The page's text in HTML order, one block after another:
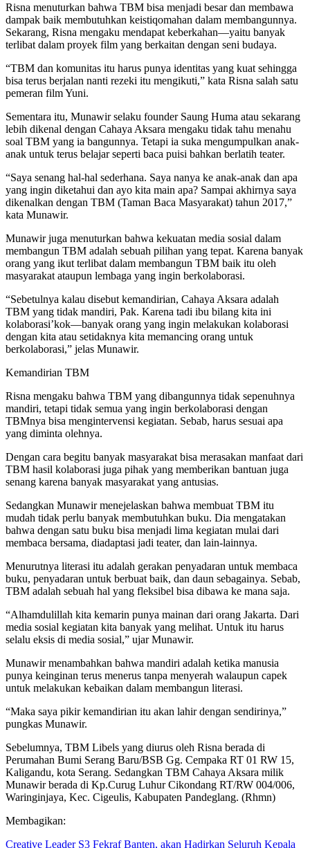
Risna menuturkan bahwa TBM bisa menjadi besar dan membawa
dampak baik membutuhkan keistiqomahan dalam membangunnya.
Sekarang, Risna mengaku mendapat keberkahan—yaitu banyak
terlibat dalam proyek film yang berkaitan dengan seni budaya.
“TBM dan komunitas itu harus punya identitas yang kuat sehingga
bisa terus berjalan nanti rezeki itu mengikuti,” kata Risna salah satu
pemeran film Yuni.
Sementara itu, Munawir selaku founder Saung Huma atau sekarang
lebih dikenal dengan Cahaya Aksara mengaku tidak tahu menahu
soal TBM yang ia bangunnya. Tetapi ia suka mengumpulkan anak-
anak untuk terus belajar seperti baca puisi bahkan berlatih teater.
“Saya senang hal-hal sederhana. Saya nanya ke anak-anak dan apa
yang ingin diketahui dan ayo kita main apa? Sampai akhirnya saya
dikenalkan dengan TBM (Taman Baca Masyarakat) tahun 2017,”
kata Munawir.
Munawir juga menuturkan bahwa kekuatan media sosial dalam
membangun TBM adalah sebuah pilihan yang tepat. Karena banyak
orang yang ikut terlibat dalam membangun TBM baik itu oleh
masyarakat ataupun lembaga yang ingin berkolaborasi.
“Sebetulnya kalau disebut kemandirian, Cahaya Aksara adalah
TBM yang tidak mandiri, Pak. Karena tadi ibu bilang kita ini
kolaborasi’kok—banyak orang yang ingin melakukan kolaborasi
dengan kita atau setidaknya kita memancing orang untuk
berkolaborasi,” jelas Munawir.
Kemandirian TBM
Risna mengaku bahwa TBM yang dibangunnya tidak sepenuhnya
mandiri, tetapi tidak semua yang ingin berkolaborasi dengan
TBMnya bisa mengintervensi kegiatan. Sebab, harus sesuai apa
yang diminta olehnya.
Dengan cara begitu banyak masyarakat bisa merasakan manfaat dari
TBM hasil kolaborasi juga pihak yang memberikan bantuan juga
senang karena banyak masyarakat yang antusias.
Sedangkan Munawir menejelaskan bahwa membuat TBM itu
mudah tidak perlu banyak membutuhkan buku. Dia mengatakan
bahwa dengan satu buku bisa menjadi lima kegiatan mulai dari
membaca bersama, diadaptasi jadi teater, dan lain-lainnya.
Menurutnya literasi itu adalah gerakan penyadaran untuk membaca
buku, penyadaran untuk berbuat baik, dan daun sebagainya. Sebab,
TBM adalah sebuah hal yang fleksibel bisa dibawa ke mana saja.
“Alhamdulillah kita kemarin punya mainan dari orang Jakarta. Dari
media sosial kegiatan kita banyak yang melihat. Untuk itu harus
selalu eksis di media sosial,” ujar Munawir.
Munawir menambahkan bahwa mandiri adalah ketika manusia
punya keinginan terus menerus tanpa menyerah walaupun capek
untuk melakukan kebaikan dalam membangun literasi.
“Maka saya pikir kemandirian itu akan lahir dengan sendirinya,”
pungkas Munawir.
Sebelumnya, TBM Libels yang diurus oleh Risna berada di
Perumahan Bumi Serang Baru/BSB Gg. Cempaka RT 01 RW 15,
Kaligandu, kota Serang. Sedangkan TBM Cahaya Aksara milik
Munawir berada di Kp.Curug Luhur Cikondang RT/RW 004/006,
Waringinjaya, Kec. Cigeulis, Kabupaten Pandeglang. (Rhmn)
Membagikan:
Creative Leader S3 Fekraf Banten, akan Hadirkan Seluruh Kepala